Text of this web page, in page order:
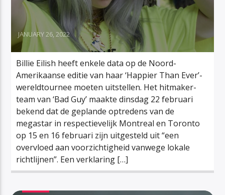
JANUARY 26, 2022
Billie Eilish heeft enkele data op de Noord-
Amerikaanse editie van haar ‘Happier Than Ever’-
wereldtournee moeten uitstellen. Het hitmaker-
team van ‘Bad Guy’ maakte dinsdag 22 februari
bekend dat de geplande optredens van de
megastar in respectievelijk Montreal en Toronto
op 15 en 16 februari zijn uitgesteld uit “een
overvloed aan voorzichtigheid vanwege lokale
richtlijnen”. Een verklaring […]